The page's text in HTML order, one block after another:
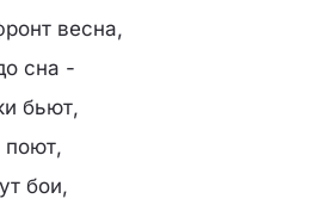
весна,
сна -
бьют,
поют,
бои,